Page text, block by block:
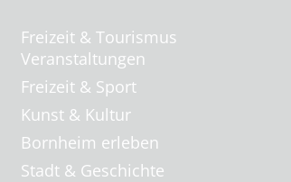
Freizeit & Tourismus
Veranstaltungen
Freizeit & Sport
Kunst & Kultur
Bornheim erleben
Stadt & Geschichte